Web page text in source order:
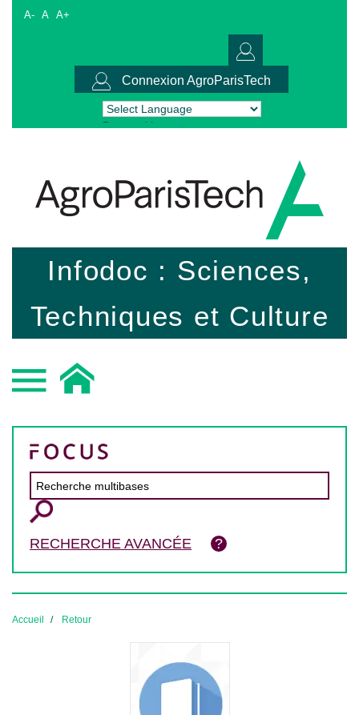
A- A A+
Connexion AgroParisTech
Powered by Translate
Infodoc : Sciences,
Techniques et Culture
RECHERCHE AVANCÉE
Accueil Retour